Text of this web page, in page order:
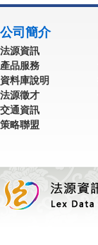
公司簡介
法源資訊
產品服務
資料庫說明
法源徵才
交通資訊
策略聯盟